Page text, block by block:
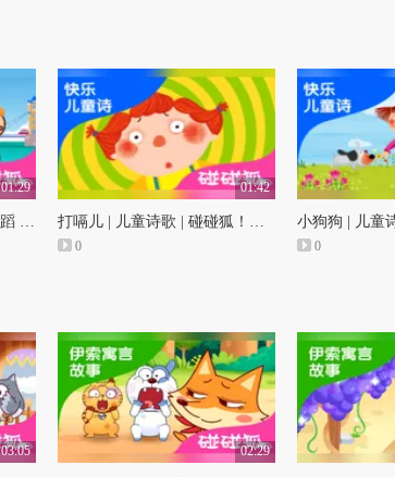
01:29
London Bridge | 英语儿歌舞蹈 | 碰碰狐！儿童儿歌
01:42
打嗝儿 | 儿童诗歌 | 碰碰狐！快乐儿童诗
0 0
03:05 02:29